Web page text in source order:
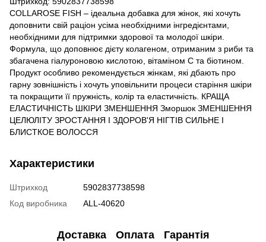
COLLAROSE FISH – ідеальна добавка для жінок, які хочуть
доповнити свій раціон усіма необхідними інгредієнтами,
необхідними для підтримки здорової та молодої шкіри.
Формула, що доповнює дієту колагеном, отриманим з риби та
збагачена гіалуроновою кислотою, вітаміном С та біотином.
Продукт особливо рекомендується жінкам, які дбають про
гарну зовнішність і хочуть уповільнити процеси старіння шкіри
та покращити її пружність, колір та еластичність. КРАЩА
ЕЛАСТИЧНІСТЬ ШКІРИ ЗМЕНШЕННЯ Зморшок ЗМЕНШЕННЯ
ЦЕЛЮЛІТУ ЗРОСТАННЯ І ЗДОРОВ'Я НІГТІВ СИЛЬНЕ І
БЛИСТКОЕ ВОЛОССЯ
Характеристики
Штрихкод
5902837738598
Код виробника
ALL-40620
Доставка Оплата Гарантія